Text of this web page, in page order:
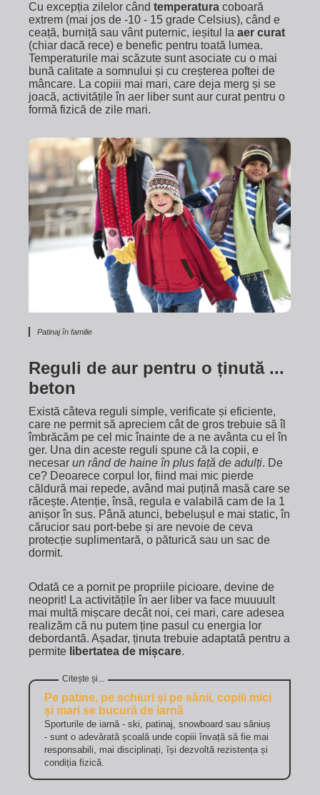
Cu excepția zilelor când temperatura coboară
extrem (mai jos de -10 - 15 grade Celsius), când e
ceață, burniță sau vânt puternic, ieșitul la aer curat
(chiar dacă rece) e benefic pentru toată lumea.
Temperaturile mai scăzute sunt asociate cu o mai
bună calitate a somnului și cu creșterea poftei de
mâncare. La copiii mai mari, care deja merg și se
joacă, activitățile în aer liber sunt aur curat pentru o
formă fizică de zile mari.
Patinaj în familie
Reguli de aur pentru o ținută ...
beton
Există câteva reguli simple, verificate și eficiente,
care ne permit să apreciem cât de gros trebuie să îl
îmbrăcăm pe cel mic înainte de a ne avânta cu el în
ger. Una din aceste reguli spune că la copii, e
necesar un rând de haine în plus față de adulți. De
ce? Deoarece corpul lor, fiind mai mic pierde
căldură mai repede, având mai puțină masă care se
răcește. Atenție, însă, regula e valabilă cam de la 1
anișor în sus. Până atunci, bebelușul e mai static, în
cărucior sau port-bebe și are nevoie de ceva
protecție suplimentară, o păturică sau un sac de
dormit.
Odată ce a pornit pe propriile picioare, devine de
neoprit! La activitățile în aer liber va face muuuult
mai multă mișcare decât noi, cei mari, care adesea
realizăm că nu putem ține pasul cu energia lor
debordantă. Așadar, ținuta trebuie adaptată pentru a
permite libertatea de mișcare.
Pe patine, pe schiuri și pe sănii, copiii mici
și mari se bucură de iarnă
Sporturile de iarnă - ski, patinaj, snowboard sau săniuș
- sunt o adevărată școală unde copiii învață să fie mai
responsabili, mai disciplinați, își dezvoltă rezistența și
condiția fizică.